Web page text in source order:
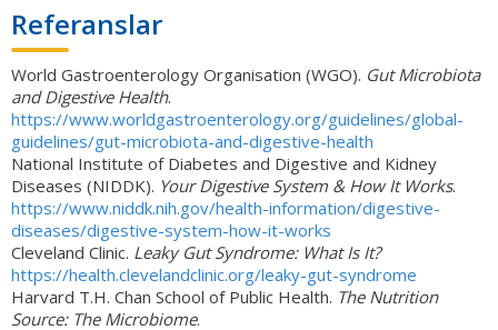
Referanslar
World Gastroenterology Organisation (WGO). Gut Microbiota
and Digestive Health.
https://www.worldgastroenterology.org/guidelines/global-
guidelines/gut-microbiota-and-digestive-health
National Institute of Diabetes and Digestive and Kidney
Diseases (NIDDK). Your Digestive System & How It Works.
https://www.niddk.nih.gov/health-information/digestive-
diseases/digestive-system-how-it-works
Cleveland Clinic. Leaky Gut Syndrome: What Is It?
https://health.clevelandclinic.org/leaky-gut-syndrome
Harvard T.H. Chan School of Public Health. The Nutrition
Source: The Microbiome.